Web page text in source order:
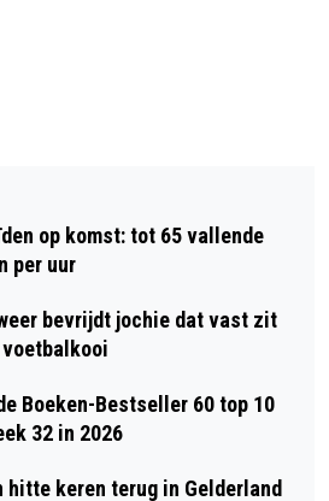
VAN
IN
EN
op komst: tot 65 vallende
per uur
bevrijdt jochie dat vast zit
Boeken-Bestseller 60 top 10
32 in 2026
hitte keren terug in Gelderland